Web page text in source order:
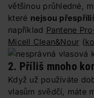
většinou průhledné,
které nejsou
například Pantene
Micell Clean&Nour (
2. Příliš mnoho
Když už používáte
vlasům svědčí, máte